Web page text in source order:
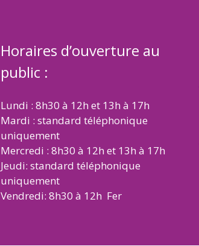
Horaires d’ouverture au
public :
Lundi : 8h30 à 12h et 13h à 17h
Mardi : standard téléphonique
uniquement
Mercredi : 8h30 à 12h et 13h à 17h
Jeudi: standard téléphonique
uniquement
Vendredi: 8h30 à 12h Fer